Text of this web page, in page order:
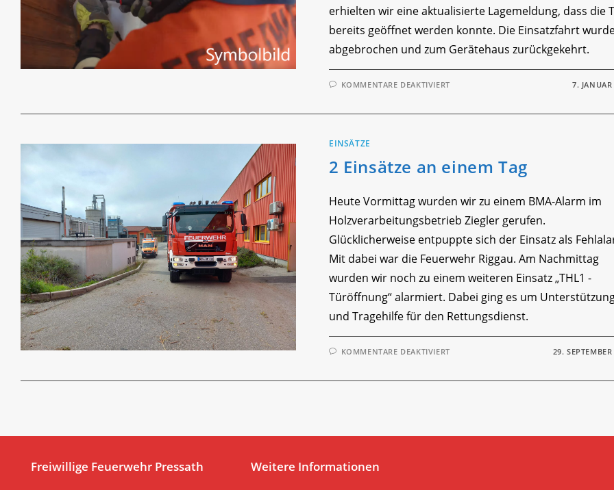
erhielten wir eine aktualisierte Lagemeldung, dass die
bereits geöffnet werden konnte. Die Einsatzfahrt
abgebrochen und zum Gerätehaus zurückgekehrt.
KOMMENTARE DEAKTIVIERTFÜR 7.
EINSÄTZE
2 Einsätze an einem Tag
Heute Vormittag wurden wir zu einem BMA-Alarm im
Holzverarbeitungsbetrieb Ziegler gerufen.
Glücklicherweise entpuppte sich der Einsatz als
Mit dabei war die Feuerwehr Riggau. Am Nachmittag
wurden wir noch zu einem weiteren Einsatz „THL1 -
Türöffnung“ alarmiert. Dabei ging es um
und Tragehilfe für den Rettungsdienst.
KOMMENTARE DEAKTIVIERTFÜR 29.
Freiwillige Feuerwehr Pressath Weitere Informationen